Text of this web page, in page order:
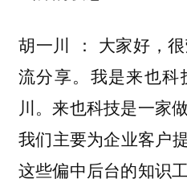
胡一川 ： 大家好，
流分享。我是来也
川。来也科技是一家
我们主要为企业客户
这些偏中后台的知识